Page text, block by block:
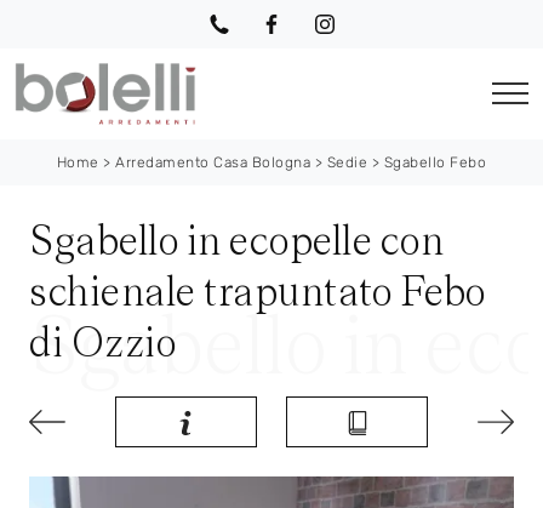
Home >Arredamento Casa Bologna > Sedie > Sgabello Febo
Sgabello in ecopelle con
schienale trapuntato Febo
di Ozzio